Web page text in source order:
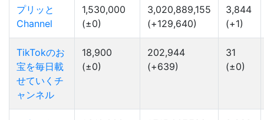
プリッと
Channel
1,530,000
(±0)
3,020,889,155
(+129,640)
3,844
(+1)
TikTokのお
宝を毎日載
せていくチ
ャンネル
18,900
(±0)
202,944
(+639)
31
(±0)